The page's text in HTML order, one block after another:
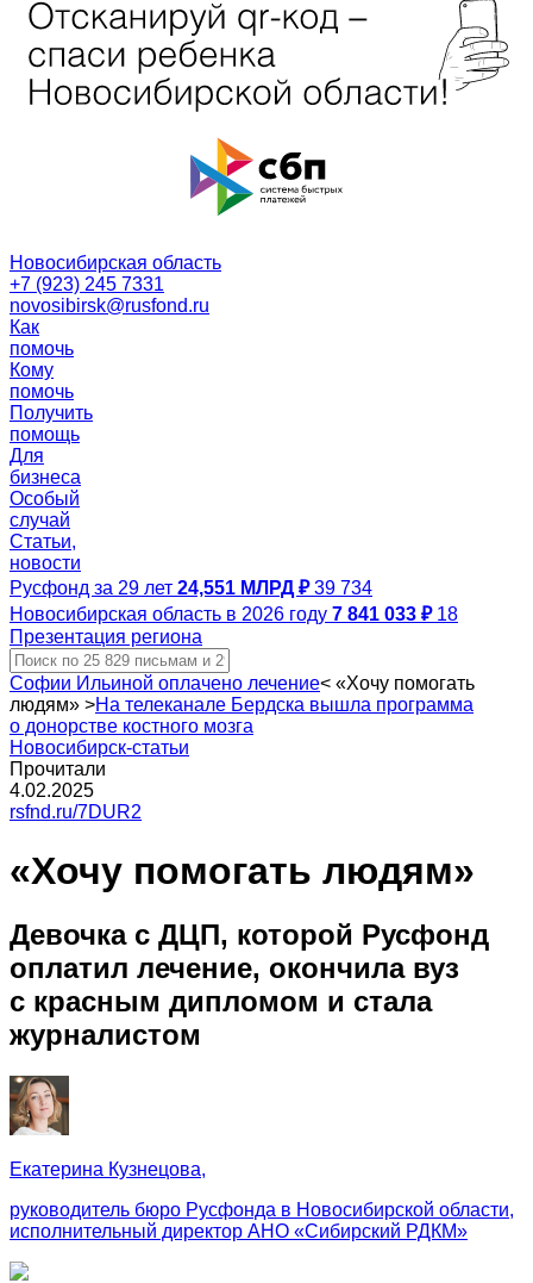
Новосибирская область
+7 (923) 245 7331
novosibirsk@rusfond.ru
Как
помочь
Кому
помочь
Получить
помощь
Для
бизнеса
Особый
случай
Статьи,
новости
Русфонд за 29 лет 24,551 МЛРД ₽ 39 734
Новосибирская область в 2026 году 7 841 033 ₽ 18
Презентация региона
Софии Ильиной оплачено лечение< «Хочу помогать
людям» >На телеканале Бердска вышла программа
о донорстве костного мозга
Новосибирск-статьи
Прочитали
4.02.2025
rsfnd.ru/7DUR2
«Хочу помогать людям»
Девочка с ДЦП, которой Русфонд
оплатил лечение, окончила вуз
с красным дипломом и стала
журналистом
Екатерина Кузнецова,
руководитель бюро Русфонда в Новосибирской области,
исполнительный директор АНО «Сибирский РДКМ»